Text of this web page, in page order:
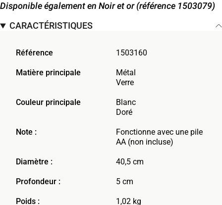
Disponible également en Noir et or (référence 1503079)
CARACTÉRISTIQUES
Référence 1503160
Matière principale
Métal
Verre
Couleur principale
Blanc
Doré
Note :
Fonctionne avec une pile
AA (non incluse)
Diamètre : 40,5 cm
Profondeur : 5 cm
Poids : 1,02 kg